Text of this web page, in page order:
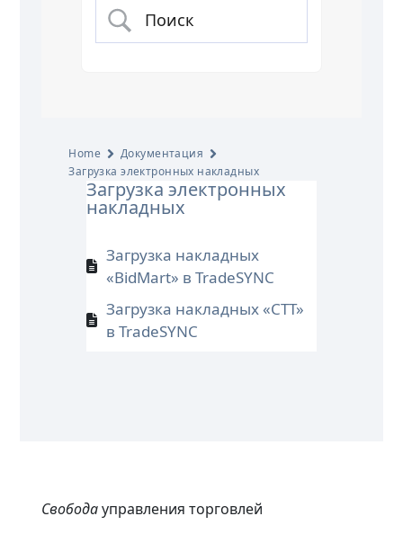
Home
Документация
Загрузка электронных накладных
Загрузка электронных
накладных
Загрузка накладных
«BidMart» в TradeSYNC
Загрузка накладных «СТТ»
в TradeSYNC
Свободауправления торговлей